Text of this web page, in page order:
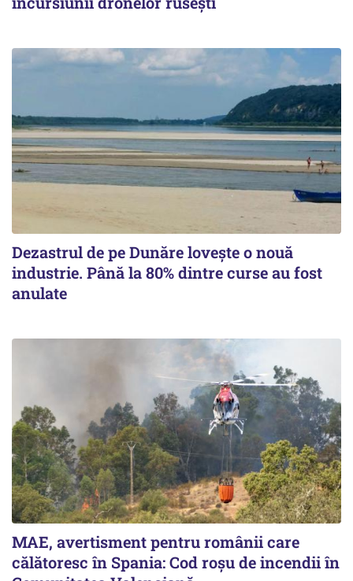
Dezastrul de pe Dunăre lovește o nouă
industrie. Până la 80% dintre curse au fost
anulate
MAE, avertisment pentru românii care
călătoresc în Spania: Cod roșu de incendii în